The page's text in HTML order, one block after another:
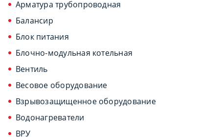
Арматура трубопроводная
Балансир
Блок питания
Блочно-модульная котельная
Вентиль
Весовое оборудование
Взрывозащищенное оборудование
Водонагреватели
ВРУ